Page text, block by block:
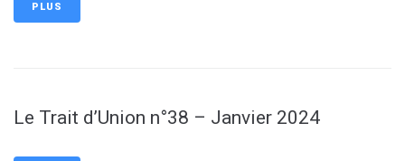
PLUS
Le Trait d’Union n°38 – Janvier 2024